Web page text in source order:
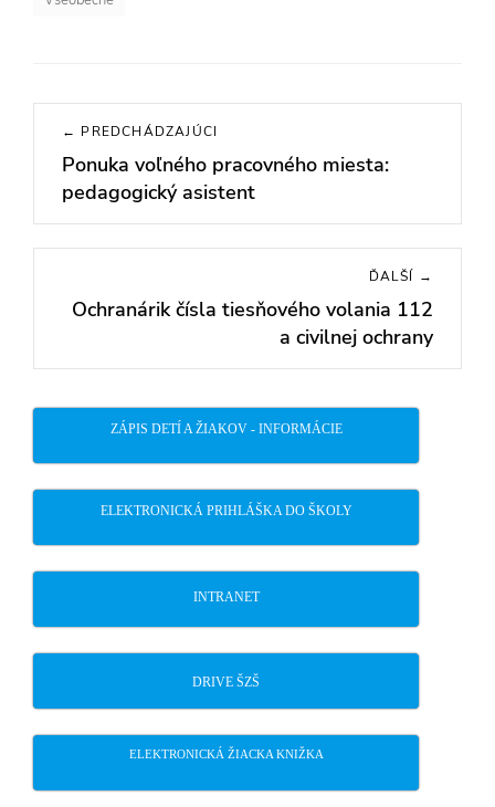
Navigácia
článku
← PREDCHÁDZAJÚCI
Previous
post:
Ponuka voľného pracovného miesta:
pedagogický asistent
ĎALŠÍ →
Next
Ochranárik čísla tiesňového volania 112
a civilnej ochrany
ZÁPIS DETÍ A ŽIAKOV - INFORMÁCIE
ELEKTRONICKÁ PRIHLÁŠKA DO ŠKOLY
INTRANET
DRIVE ŠZŠ
ELEKTRONICKÁ ŽIACKA KNIŽKA